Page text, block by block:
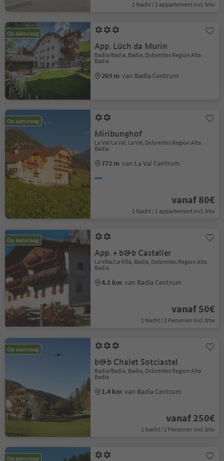
1 Nacht / 1 appartement Incl. btw
Op aanvraag
App. Lüch da Murin
Badia/Badia, Badia, Dolomites Region Alta
Badia
269 m van Badia Centrum
Op aanvraag
Miribunghof
La Val/La Val, La Val, Dolomites Region Alta
Badia
772 m van La Val Centrum
vanaf 80€
1 Nacht / 1 appartement Incl. btw
Op aanvraag
App. + b&b Casteller
La Villa/La Villa, Badia, Dolomites Region Alta
Badia
4.1 km van Badia Centrum
vanaf 50€
1 Nacht / 2 Personen Incl. btw
Op aanvraag
b&b Chalet Sotciastel
Badia/Badia, Badia, Dolomites Region Alta
Badia
1.4 km van Badia Centrum
vanaf 250€
1 Nacht / 2 Personen Incl. btw
Op aanvraag